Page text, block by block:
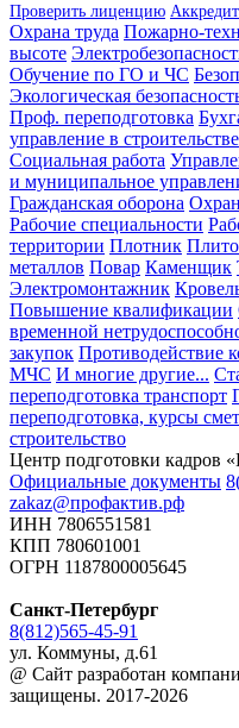
Проверить лиценцию
Охрана труда Пожарно-
высоте
Обучение по ГО и ЧС
Экологическая
Проф. переподготовка
управление в строительстве
Социальная работа
и муниципальное
Гражданская оборона
Рабочие специальности
территории Плотник
металлов Повар Каменщик
Электромонтажник
Повышение квалификации
временной
закупок Противодействие
МЧС И многие другие...
переподготовка транспорт
переподготовка, курсы
строительство
Центр подготовки кадров
Официальные документы
zakaz@профактив.рф
ИНН 7806551581
КПП 780601001
ОГРН 1187800005645
Санкт-Петербург
8(812)565-45-91
ул. Коммуны, д.61
@ Сайт разработан
защищены. 2017-2026